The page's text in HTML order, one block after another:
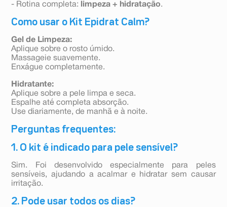
- Rotina completa:
limpeza + hidratação.
Como usar o Kit Epidrat Calm?
Gel de Limpeza:
Aplique sobre o rosto úmido.
Massageie suavemente.
Enxágue completamente.
Hidratante:
Aplique sobre a pele limpa e seca.
Espalhe até completa absorção.
Use diariamente, de manhã e à noite.
Perguntas frequentes:
1. O kit é indicado para pele sensível?
Sim. Foi desenvolvido especialmente para peles
sensíveis, ajudando a acalmar e hidratar sem causar
irritação.
2. Pode usar todos os dias?